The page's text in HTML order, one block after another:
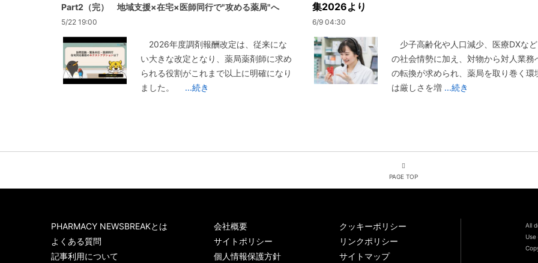
Part2（完） 地域支援×在宅×医師同行で"攻める薬局"へ
5/22 19:00
2026年度調剤報酬改定は、従来にな
い大きな改定となり、薬局薬剤師に求め
られる役割がこれまで以上に明確になり
ました。
...続き
集2026より
6/9 04:30
少子高齢化や人口減少、医療DXなど
の社会情勢に加え、対物から対人業務
の転換が求められ、薬局を取り巻く環
は厳しさを増 ...続き
PAGE TOP
PHARMACY NEWSBREAKとは
よくある質問
記事利用について
会社概要
サイトポリシー
個人情報保護方針
クッキーポリシー
リンクポリシー
サイトマップ
All